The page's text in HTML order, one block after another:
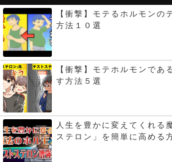
【衝撃】モテるホルモンの
方法１０選
【衝撃】モテホルモンであ
す方法５選
人生を豊かに変えてくれる
ステロン」を簡単に高める